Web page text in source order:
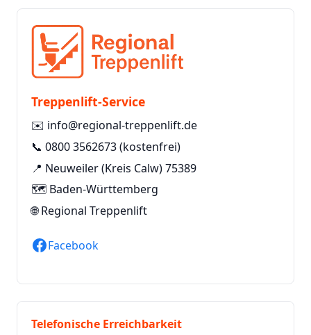
Treppenlift-Service
✉️ info@regional-treppenlift.de
📞 0800 3562673(kostenfrei)
📍 Neuweiler (Kreis Calw) 75389
🗺️ Baden-Württemberg
🌐Regional Treppenlift
Facebook
Telefonische Erreichbarkeit